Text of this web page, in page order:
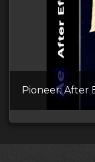
Pioneer: After